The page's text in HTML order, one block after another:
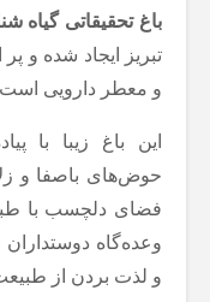
باغ تحقیقاتی گیاه
تبریز ایجاد شده و
و معطر دارویی
این باغ زیبا با
حوض‌های باصفا و
فضای دلچسب با
وعده‌گاه
و لذت بردن از